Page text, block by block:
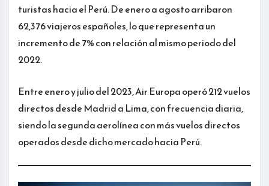
turistas hacia el Perú. De enero a agosto arribaron
62,376 viajeros españoles, lo que representa un
incremento de 7% con relación al mismo periodo del
2022.
Entre enero y julio del 2023, Air Europa operó 212 vuelos
directos desde Madrid a Lima, con frecuencia diaria,
siendo la segunda aerolínea con más vuelos directos
operados desde dicho mercado hacia Perú.